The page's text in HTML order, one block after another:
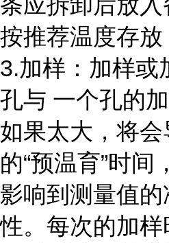
按推荐温度存放
3.加样：加样或
孔与 一个孔的
如果太大，将会
的“预温育”时间
影响到测量值
性。每次的加